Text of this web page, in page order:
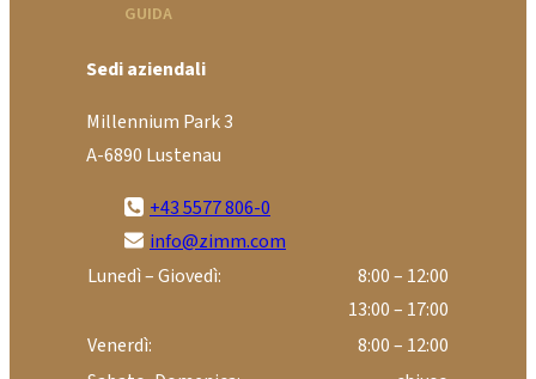
GUIDA
Sedi aziendali
Millennium Park 3
A-6890 Lustenau
+43 5577 806-0
info@zimm.com
Lunedì – Giovedì:
8:00 – 12:00
13:00 – 17:00
Venerdì:
8:00 – 12:00